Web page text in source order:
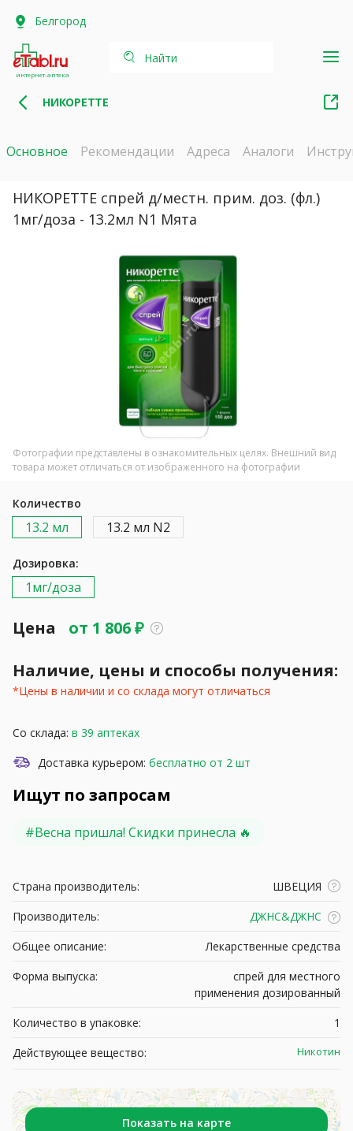
Белгород
интернет-аптека
Найти
НИКОРЕТТЕ
Основное Рекомендации Адреса Аналоги
НИКОРЕТТЕ спрей д/местн. прим. доз. (фл.)
1мг/доза - 13.2мл N1 Мята
Фотографии представлены в ознакомительных целях. Внешний вид
товара может отличаться от изображенного на фотографии
Количество
13.2 мл 13.2 мл N2
Дозировка:
1мг/доза
Цена от 1 806₽
Наличие, цены и способы получения:
*Цены в наличии и со склада могут отличаться
Со склада: в 39 аптеках
Доставка курьером: бесплатно от 2 шт
Ищут по запросам
#Весна пришла! Скидки принесла 🔥
Страна производитель:
ШВЕЦИЯ
Производитель:
ДЖНС&ДЖНС
Общее описание:
Лекарственные средства
Форма выпуска:
спрей для местного
применения дозированный
Количество в упаковке:
1
Действующее вещество:
Никотин
Показать на карте